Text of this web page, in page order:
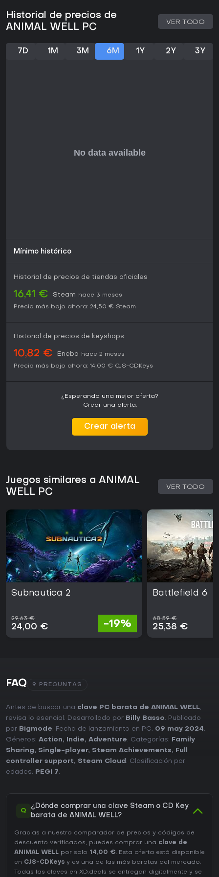
Animal Well ha recibido elogios masivos de los jugadores,
con una calificación Abrumadoramente positiva en Steam
basada en más de 21.000 reseñas, de las que el 95% son
en Metacritic. Si te gustan los metroidvanias que priorizan
puzles, exploración y mecánicas ingeniosas por encima de
Historial de precios de
ANIMAL WELL PC
VER TODO
7D 1M 3M 6M 1Y 2Y 3Y
Mínimo histórico
Historial de precios de tiendas oficiales
16,41 € Steam
hace 3 meses
Precio más bajo ahora: 24,50 € Steam
Historial de precios de keyshops
10,82 € Eneba
hace 2 meses
Precio más bajo ahora: 14,00 € CJS-CDKeys
¿Esperando una mejor oferta?
Crear una alerta.
Crear alerta
Juegos similares a ANIMAL
WELL PC
VER TODO
Subnautica 2
29,63 €
24,00 € -19%
Battlefield 6
68,59 €
25,38 €
FAQ 9 PREGUNTAS
Antes de buscar una clave PC barata de ANIMAL WELL,
revisa lo esencial. Desarrollado por Billy Basso. Publicado
por Bigmode. Fecha de lanzamiento en PC: 09 may 2024.
Géneros: Action, Indie, Adventure. Categorías:
Family
Sharing, Single-player, Steam Achievements,
Full
controller support, Steam Cloud . Clasificación por
edades:
PEGI 7.
Q
¿Dónde comprar una clave Steam o CD Key
barata de ANIMAL WELL?
Gracias a nuestro comparador de precios y códigos de
descuento verificados, puedes comprar una clave de
ANIMAL WELL por solo 14,00 €. Esta oferta está disponible
en CJS-CDKeys y es una de las más baratas del mercado.
Todas las claves en XD.deals se entregan digitalmente y se